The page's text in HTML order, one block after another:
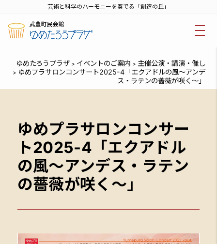
芸術と科学のハーモニーを奏でる「創造の丘」
ゆめたろうプラザ > イベントのご案内 > 主催公演・講演・催し
> ゆめプラサロンコンサート2025-4「エクアドルの風～アンデ
ス・ラテンの薔薇が咲く～」
ゆめプラサロンコンサー
ト2025-4「エクアドル
の風～アンデス・ラテン
の薔薇が咲く～」